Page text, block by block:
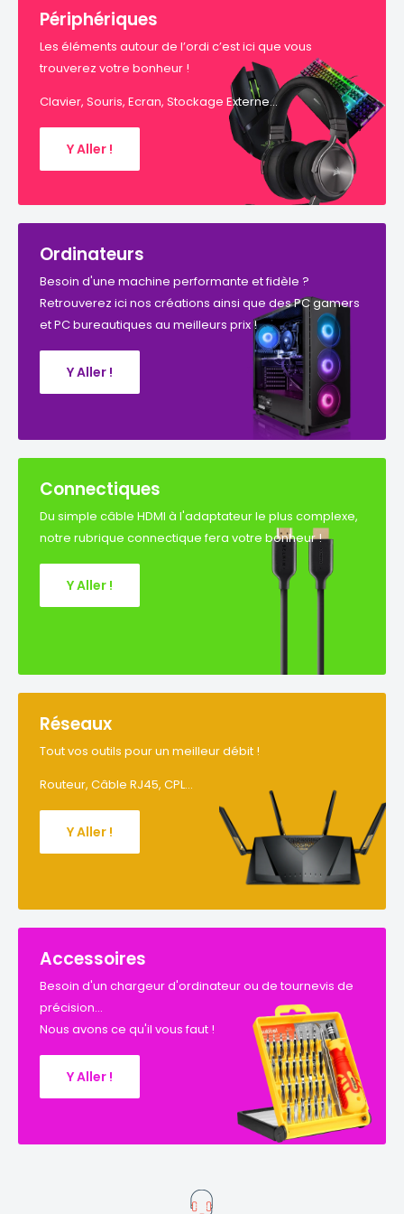
Périphériques
Les éléments autour de l’ordi c’est ici que vous
trouverez votre bonheur !
Clavier, Souris, Ecran, Stockage Externe...
Y Aller !
Ordinateurs
Besoin d'une machine performante et fidèle ?
Retrouverez ici nos créations ainsi que des PC gamers
et PC bureautiques au meilleurs prix !
Y Aller !
Connectiques
Du simple câble HDMI à l'adaptateur le plus complexe,
notre rubrique connectique fera votre bonheur !
Y Aller !
Réseaux
Tout vos outils pour un meilleur débit !
Routeur, Câble RJ45, CPL...
Y Aller !
Accessoires
Besoin d'un chargeur d'ordinateur ou de tournevis de
précision...
Nous avons ce qu'il vous faut !
Y Aller !